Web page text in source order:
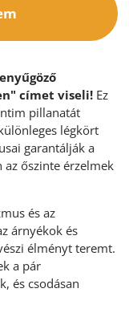
címet viseli! Ez
pillanatát
légkört
garantálják a
őszinte érzelmek
és az
árnyékok és
élményt teremt.
a pár
és csodásan